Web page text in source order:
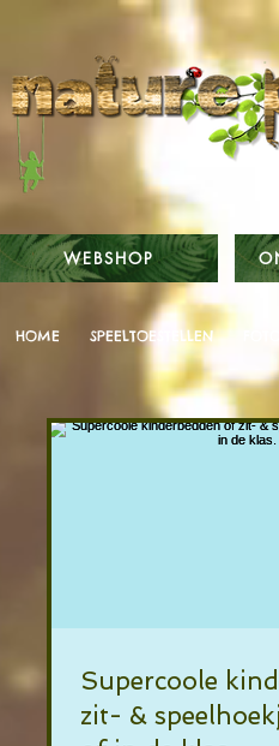
WEBSHOP
HOME SPEELTOESTELLEN
Supercoole
zit- &